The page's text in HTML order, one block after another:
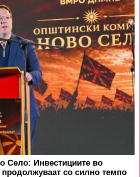
Село: Инвестициите во
продолжуваат со силно темпо